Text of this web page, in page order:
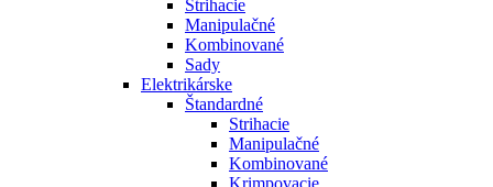
Strihacie
Manipulačné
Kombinované
Sady
Elektrikárske
Štandardné
Strihacie
Manipulačné
Kombinované
Krimpovacie